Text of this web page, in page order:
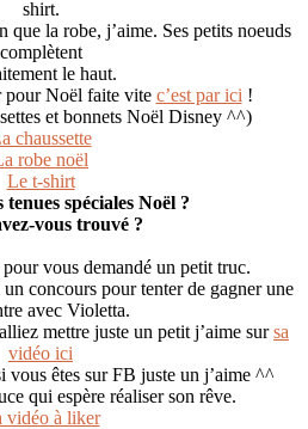
shirt.
que la robe, j’aime. Ses petits noeuds
complètent
le haut.
pour Noël faite vite c’est par ici !
et bonnets Noël Disney ^^)
chaussette
robe noël
Le t-shirt
tenues spéciales Noël ?
vous trouvé ?
vous demandé un petit truc.
concours pour tenter de gagner une
avec Violetta.
mettre juste un petit j’aime sursa
vidéo ici
êtes sur FB juste un j’aime ^^
qui espère réaliser son rêve.
vidéo à liker